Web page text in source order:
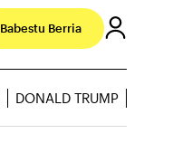
Babestu Berria
DONALD TRUMP